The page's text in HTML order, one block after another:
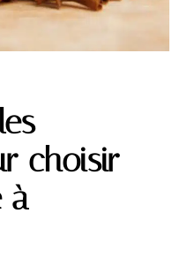
choisir
à